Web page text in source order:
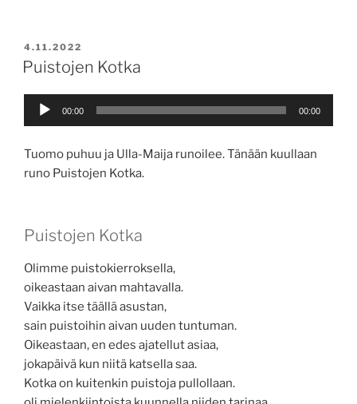
JULKAISTU
4.11.2022
Puistojen Kotka
Äänitoistin
00:00 00:00
Tuomo puhuu ja Ulla-Maija runoilee. Tänään kuullaan
runo Puistojen Kotka.
Puistojen Kotka
Olimme puistokierroksella,
oikeastaan aivan mahtavalla.
Vaikka itse täällä asustan,
sain puistoihin aivan uuden tuntuman.
Oikeastaan, en edes ajatellut asiaa,
jokapäivä kun niitä katsella saa.
Kotka on kuitenkin puistoja pullollaan.